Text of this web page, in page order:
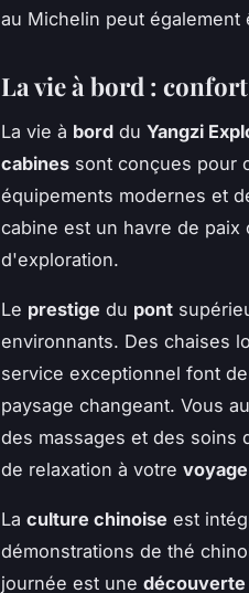
au Michelin peut
La vie à bord :
La vie à bord du Yangzi
cabines sont conçues pour
équipements modernes et
cabine est un havre de
d'exploration.
Le prestige du pont
environnants. Des chaises
service exceptionnel font
paysage changeant. Vous
des massages et des soins
de relaxation à votre voyage
La culture chinoise est
démonstrations de thé
journée est une découverte